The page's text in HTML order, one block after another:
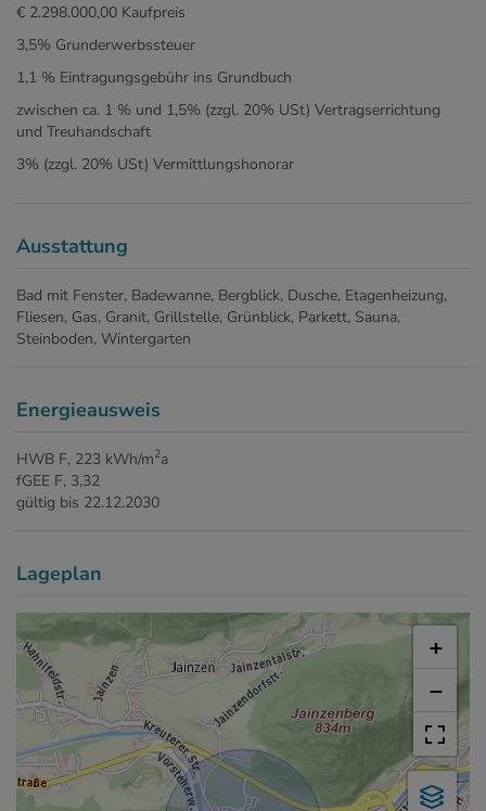
€ 2.298.000,00 Kaufpreis
3,5% Grunderwerbssteuer
1,1 % Eintragungsgebühr ins Grundbuch
zwischen ca. 1 % und 1,5% (zzgl. 20% USt) Vertragserrichtung
und Treuhandschaft
3% (zzgl. 20% USt) Vermittlungshonorar
Ausstattung
Bad mit Fenster Badewanne Bergblick Dusche Etagenheizung
Fliesen Gas Granit Grillstelle Grünblick Parkett Sauna
Steinboden Wintergarten
Energieausweis
HWB F, 223 kWh/m2a
fGEE F, 3,32
gültig bis 22.12.2030
Lageplan
+
−